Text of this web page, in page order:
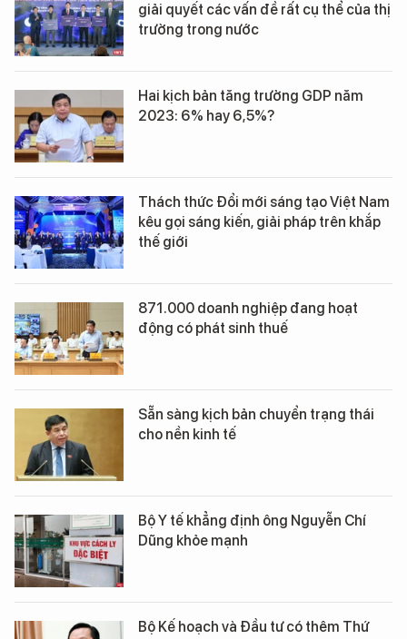
giải quyết các vấn đề rất cụ thể của thị
trường trong nước
Hai kịch bản tăng trưởng GDP năm
2023: 6% hay 6,5%?
Thách thức Đổi mới sáng tạo Việt Nam
kêu gọi sáng kiến, giải pháp trên khắp
thế giới
871.000 doanh nghiệp đang hoạt
động có phát sinh thuế
Sẵn sàng kịch bản chuyển trạng thái
cho nền kinh tế
Bộ Y tế khẳng định ông Nguyễn Chí
Dũng khỏe mạnh
Bộ Kế hoạch và Đầu tư có thêm Thứ